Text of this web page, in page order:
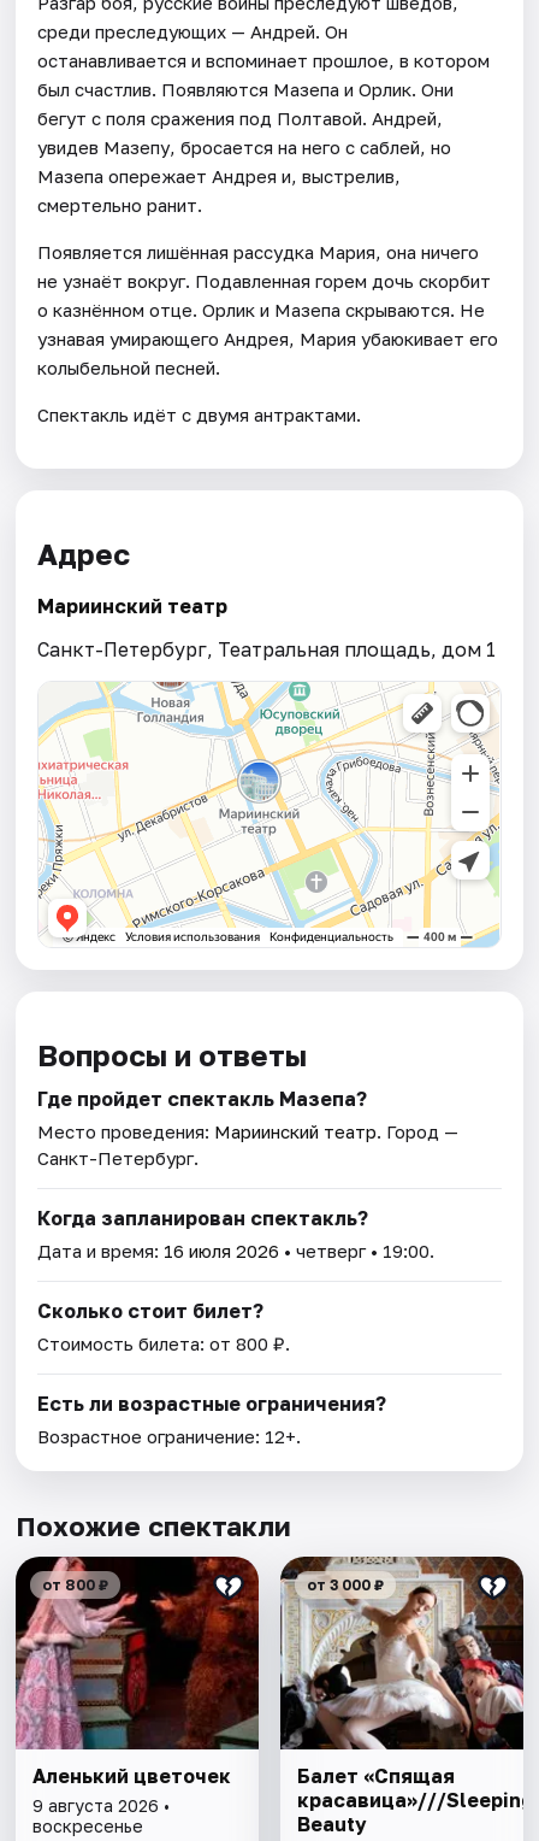
среди преследующих — Андрей. Он
останавливается и вспоминает прошлое, в котором
был счастлив. Появляются Мазепа и Орлик. Они
бегут с поля сражения под Полтавой. Андрей,
увидев Мазепу, бросается на него с саблей, но
Мазепа опережает Андрея и, выстрелив,
смертельно ранит.
Появляется лишённая рассудка Мария, она ничего
не узнаёт вокруг. Подавленная горем дочь скорбит
о казнённом отце. Орлик и Мазепа скрываются. Не
узнавая умирающего Андрея, Мария убаюкивает его
колыбельной песней.
Спектакль идёт с двумя антрактами.
Адрес
Мариинский театр
Санкт-Петербург, Театральная площадь, дом 1
Вопросы и ответы
Где пройдет спектакль Мазепа?
Место проведения: Мариинский театр. Город —
Санкт-Петербург.
Когда запланирован спектакль?
Дата и время: 16 июля 2026 • четверг • 19:00.
Сколько стоит билет?
Стоимость билета: от 800 ₽.
Есть ли возрастные ограничения?
Возрастное ограничение: 12+.
Похожие спектакли
от 800 ₽
Аленький цветочек
9 августа 2026 •
воскресенье
от 3 000 ₽
Балет «Спящая
красавица»///Sleeping
Beauty